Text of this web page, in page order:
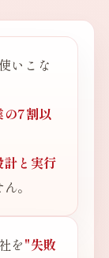
いこな
の7割以
計と実行
。
を"失敗